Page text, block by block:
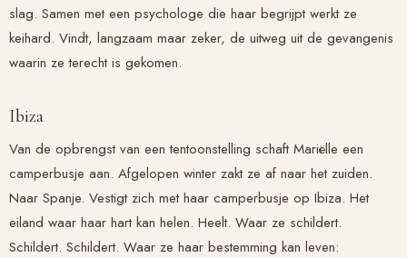
slag. Samen met een psychologe die haar begrijpt werkt ze
keihard. Vindt, langzaam maar zeker, de uitweg uit de gevangenis
waarin ze terecht is gekomen.
Ibiza
Van de opbrengst van een tentoonstelling schaft Mariëlle een
camperbusje aan. Afgelopen winter zakt ze af naar het zuiden.
Naar Spanje. Vestigt zich met haar camperbusje op Ibiza. Het
eiland waar haar hart kan helen. Heelt. Waar ze schildert.
Schildert. Schildert. Waar ze haar bestemming kan leven: